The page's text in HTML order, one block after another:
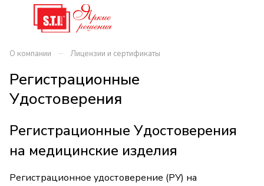
О компании – Лицензии и сертификаты
Регистрационные
Удостоверения
Регистрационные Удостоверения
на медицинские изделия
Регистрационное удостоверение (РУ) на